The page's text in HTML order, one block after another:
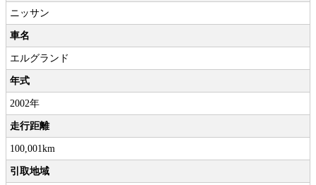
ニッサン
車名
エルグランド
年式
2002年
走行距離
100,001km
引取地域